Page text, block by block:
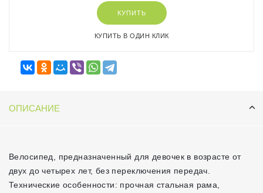
КУПИТЬ
КУПИТЬ В ОДИН КЛИК
ОПИСАНИЕ
Велосипед, предназначенный для девочек в возрасте от
двух до четырех лет, без переключения передач.
Технические особенности: прочная стальная рама,